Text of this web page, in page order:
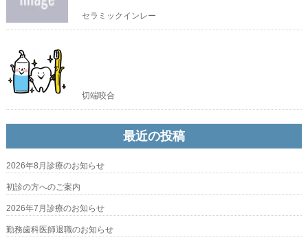
セラミックインレー
切端咬合
最近の投稿
2026年8月診療のお知らせ
初診の方へのご案内
2026年7月診療のお知らせ
勤務歯科医師退職のお知らせ